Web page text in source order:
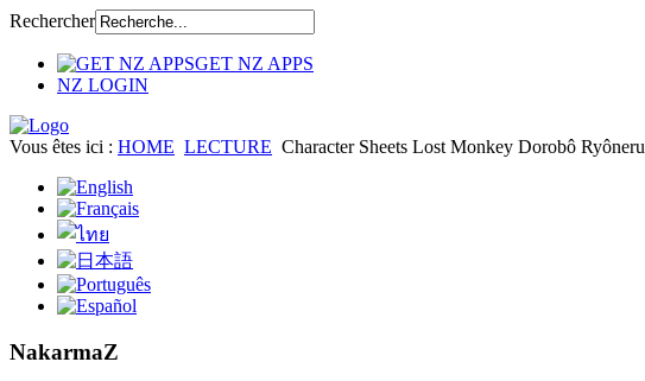
Rechercher
GET NZ APPS
NZ LOGIN
Vous êtes ici : HOME LECTURE Character Sheets Lost Monkey Dorobô Ryôneru
NakarmaZ